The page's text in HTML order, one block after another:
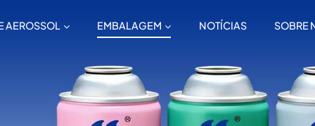
AEROSSOL EMBALAGEM NOTÍCIAS SOBRE